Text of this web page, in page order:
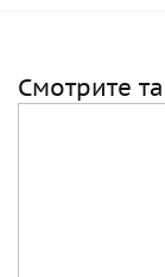
Смотрите